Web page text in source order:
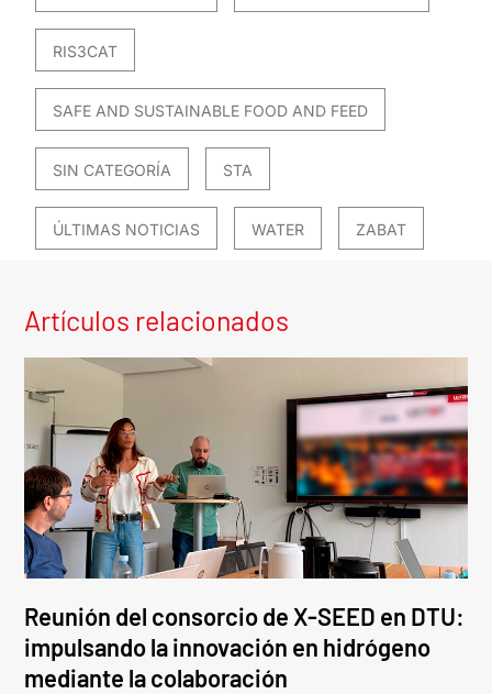
RIS3CAT
SAFE AND SUSTAINABLE FOOD AND FEED
SIN CATEGORÍA STA
ÚLTIMAS NOTICIAS WATER ZABAT
Artículos relacionados
Reunión del consorcio de X-SEED en DTU:
impulsando la innovación en hidrógeno
mediante la colaboración